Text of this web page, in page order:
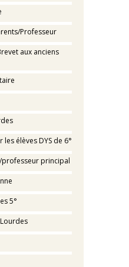
Professeur
aux anciens
élèves DYS de 6°
professeur principal
5°